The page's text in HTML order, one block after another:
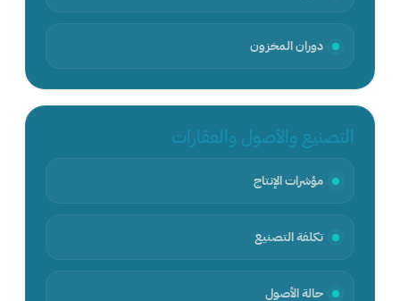
دوران المخزون
التصنيع والأصول والعقارات
مؤشرات الإنتاج
تكلفة التصنيع
حالة الأصول